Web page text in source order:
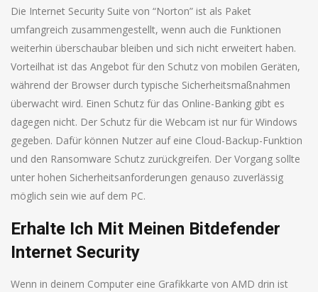
Die Internet Security Suite von “Norton” ist als Paket
umfangreich zusammengestellt, wenn auch die Funktionen
weiterhin überschaubar bleiben und sich nicht erweitert haben.
Vorteilhat ist das Angebot für den Schutz von mobilen Geräten,
während der Browser durch typische Sicherheitsmaßnahmen
überwacht wird. Einen Schutz für das Online-Banking gibt es
dagegen nicht. Der Schutz für die Webcam ist nur für Windows
gegeben. Dafür können Nutzer auf eine Cloud-Backup-Funktion
und den Ransomware Schutz zurückgreifen. Der Vorgang sollte
unter hohen Sicherheitsanforderungen genauso zuverlässig
möglich sein wie auf dem PC.
Erhalte Ich Mit Meinen Bitdefender
Internet Security
Wenn in deinem Computer eine Grafikkarte von AMD drin ist